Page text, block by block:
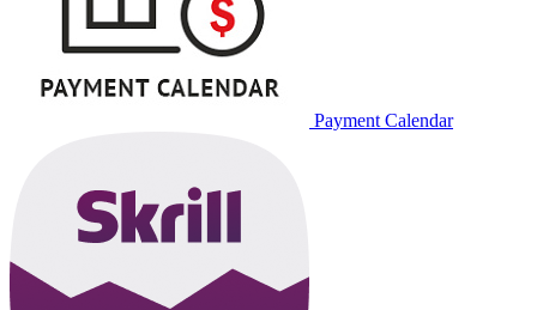
Payment Calendar